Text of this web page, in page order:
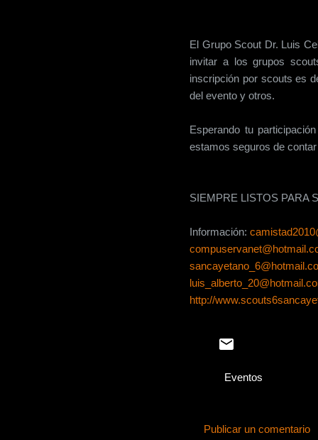
El Grupo Scout Dr. Luis
invitar a los grupos
inscripción por scouts es
del evento y otros.
Esperando tu
estamos seguros de
SIEMPRE LISTOS PARA
Información:
http://
Eventos
Publicar un comentario